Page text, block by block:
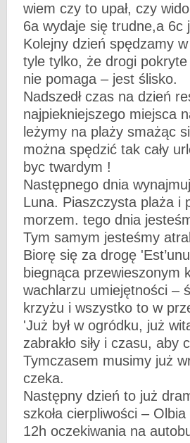
wiem czy to upał, czy
6a wydaje się trudne,a
Kolejny dzień spędzamy
tyle tylko, że drogi
nie pomaga – jest ślisko.
Nadszedł czas na dzień
najpiekniejszego miejsca
leżymy na plaży smażąc
można spędzić tak cały
byc twardym !
Następnego dnia
Luna. Piaszczysta plaża i
morzem. tego dnia
Tym samym jesteśmy
Biorę się za drogę
biegnąca przewieszonym
wachlarzu umiejętności –
krzyżu i wszystko to w
'Już był w ogródku, już
zabrakło siły i czasu, aby
Tymczasem musimy już
czeka.
Następny dzień to już
szkoła cierpliwości –
12h oczekiwania na